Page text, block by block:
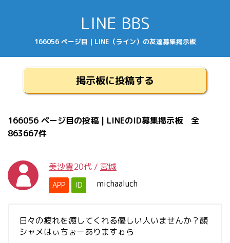
LINE BBS
166056 ページ目 | LINE（ライン）の友達募集掲示板
掲示板に投稿する
166056 ページ目の投稿 | LINEのID募集掲示板 全
863667件
美沙貴20代 / 宮城
APP ID michaaluch
日々の疲れを癒してくれる優しい人いませんか？顔
シャメはぃちぉーありますゎら